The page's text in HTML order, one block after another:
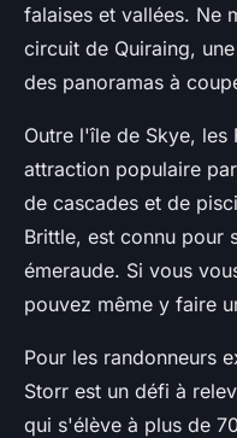
falaises et vallées. Ne
circuit de Quiraing,
des panoramas à
Outre l'île de Skye, les
attraction populaire
de cascades et de
Brittle, est connu pour
émeraude. Si vous
pouvez même y faire
Pour les randonneurs
Storr est un défi à
qui s'élève à plus de